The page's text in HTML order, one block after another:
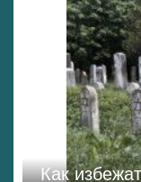
Как